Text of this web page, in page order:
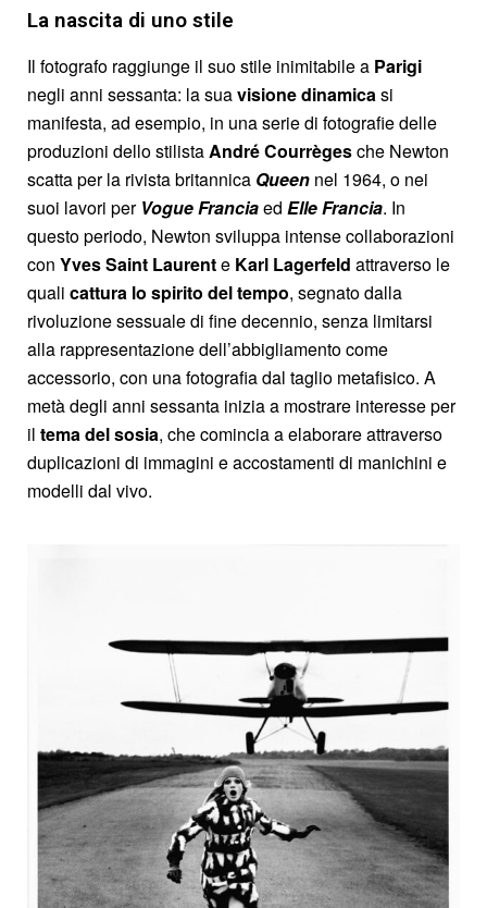
La nascita di uno stile
Il fotografo raggiunge il suo stile inimitabile a Parigi
negli anni sessanta: la suavisione dinamicasi
manifesta, ad esempio, in una serie di fotografie delle
produzioni dello stilistaAndré Courrègesche Newton
scatta per la rivista britannica Queen nel 1964, o nei
suoi lavori per Vogue Franciaed Elle Francia. In
questo periodo, Newton sviluppa intense collaborazioni
con Yves Saint Laurente Karl Lagerfeld attraverso le
quali cattura lo spirito del tempo, segnato dalla
rivoluzione sessuale di fine decennio, senza limitarsi
alla rappresentazione dell’abbigliamento come
accessorio, con una fotografia dal taglio metafisico. A
metà degli anni sessanta inizia a mostrare interesse per
il tema del sosia, che comincia a elaborare attraverso
duplicazioni di immagini e accostamenti di manichini e
modelli dal vivo.